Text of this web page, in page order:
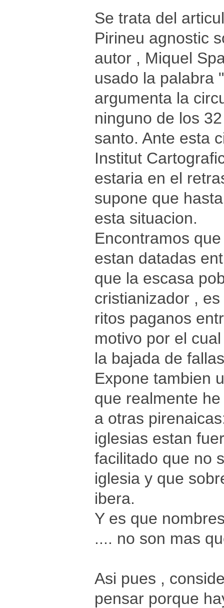
Se trata del
Pirineu agnostic
autor , Miquel
usado la palabra
argumenta la
ninguno de los
santo. Ante esta
Institut
estaria en el
supone que
esta situacion.
Encontramos
estan datadas
que la escasa
cristianizador ,
ritos paganos
motivo por el
la bajada de
Expone tambien
que realmente
a otras
iglesias estan
facilitado que no
iglesia y que
ibera.
Y es que
.... no son mas
Asi pues ,
pensar porque